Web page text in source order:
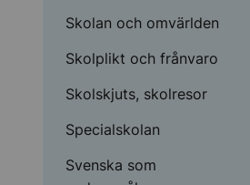
Skolan och omvärlden
Skolplikt och frånvaro
Skolskjuts, skolresor
Specialskolan
Svenska som